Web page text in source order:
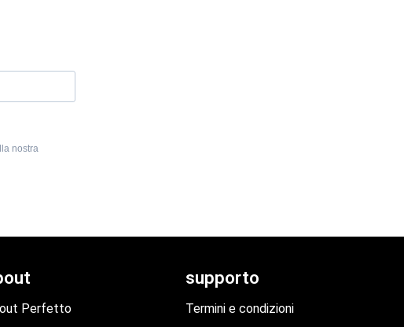
nostra
Perfetto
supporto
Termini e condizioni